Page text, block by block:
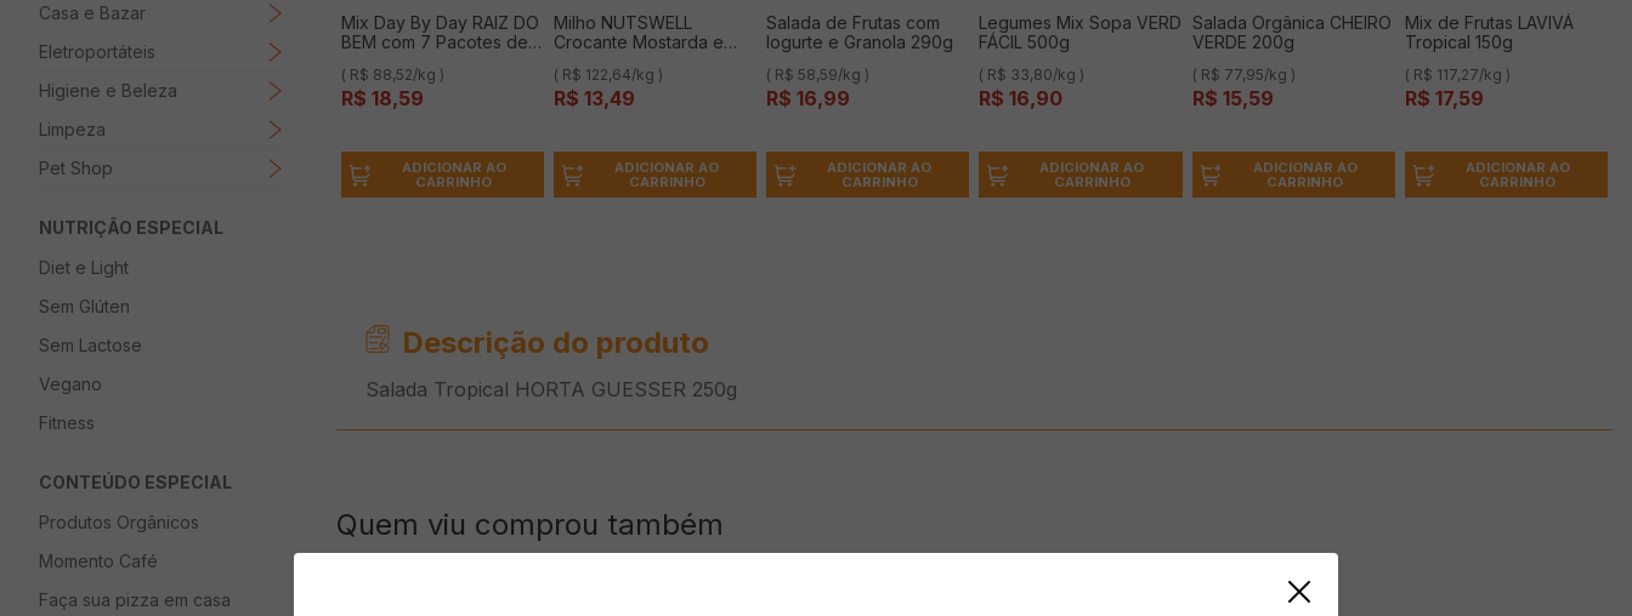
Casa e Bazar
Eletroportáteis
Higiene e Beleza
Limpeza
Pet Shop
NUTRIÇÃO ESPECIAL
Diet e Light
Sem Glúten
Sem Lactose
Vegano
Fitness
CONTEÚDO ESPECIAL
Produtos Orgânicos
Momento Café
Faça sua pizza em casa
Mix Day By Day RAIZ DO
BEM com 7 Pacotes de
( R$ 88,52/kg )
R$ 18,59
ADICIONAR AO
CARRINHO
Milho NUTSWELL
Crocante Mostarda e
( R$ 122,64/kg )
R$ 13,49
ADICIONAR AO
CARRINHO
Salada de Frutas com
Iogurte e Granola 290g
( R$ 58,59/kg )
R$ 16,99
ADICIONAR AO
CARRINHO
Legumes Mix Sopa VERD
FÁCIL 500g
( R$ 33,80/kg )
R$ 16,90
ADICIONAR AO
CARRINHO
Salada Orgânica CHEIRO
VERDE 200g
( R$ 77,95/kg )
R$ 15,59
ADICIONAR AO
CARRINHO
Mix de Frutas LAVIVÁ
Tropical 150g
( R$ 117,27/kg )
R$ 17,59
ADICIONAR AO
CARRINHO
Descrição do produto
Salada Tropical HORTA GUESSER 250g
Quem viu comprou também